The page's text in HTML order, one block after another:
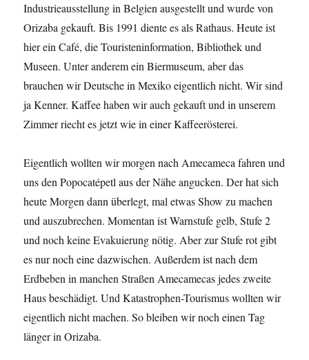
Industrieausstellung in Belgien ausgestellt und wurde von
Orizaba gekauft. Bis 1991 diente es als Rathaus. Heute ist
hier ein Café, die Touristeninformation, Bibliothek und
Museen. Unter anderem ein Biermuseum, aber das
brauchen wir Deutsche in Mexiko eigentlich nicht. Wir sind
ja Kenner. Kaffee haben wir auch gekauft und in unserem
Zimmer riecht es jetzt wie in einer Kaffeerösterei.
Eigentlich wollten wir morgen nach Amecameca fahren und
uns den Popocatépetl aus der Nähe angucken. Der hat sich
heute Morgen dann überlegt, mal etwas Show zu machen
und auszubrechen. Momentan ist Warnstufe gelb, Stufe 2
und noch keine Evakuierung nötig. Aber zur Stufe rot gibt
es nur noch eine dazwischen. Außerdem ist nach dem
Erdbeben in manchen Straßen Amecamecas jedes zweite
Haus beschädigt. Und Katastrophen-Tourismus wollten wir
eigentlich nicht machen. So bleiben wir noch einen Tag
länger in Orizaba.